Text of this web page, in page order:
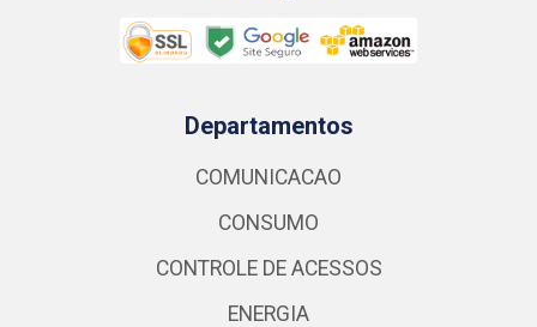
Departamentos
COMUNICACAO
CONSUMO
CONTROLE DE ACESSOS
ENERGIA